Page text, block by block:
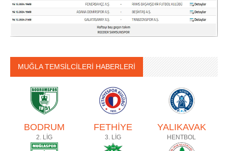
MUĞLA TEMSİLCİLERİ HABERLERİ
BODRUM
2. LİG
FETHİYE
3. LİG
YALIKAVAK
HENTBOL